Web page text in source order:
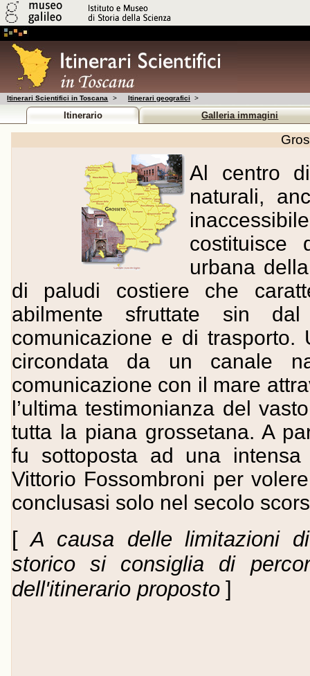
Itinerari Scientifici in Toscana > Itinerari geografici >
Itinerario Galleria immagini
Al centro
naturali,
costituisce
urbana
di paludi costiere che
abilmente sfruttate sin
comunicazione e di trasporto.
circondata da un canale
comunicazione con il mare
l’ultima testimonianza del
tutta la piana grossetana. A
fu sottoposta ad una
Vittorio Fossombroni per
conclusasi solo nel secolo
[ A causa delle limitazioni
storico si consiglia di
dell'itinerario proposto ]